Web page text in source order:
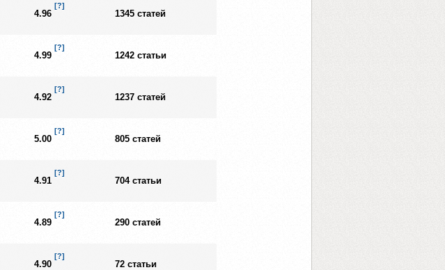
4.96
[?]
1345 статей
4.99
[?]
1242 статьи
4.92
[?]
1237 статей
5.00
[?]
805 статей
4.91
[?]
704 статьи
4.89
[?]
290 статей
4.90
[?]
72 статьи